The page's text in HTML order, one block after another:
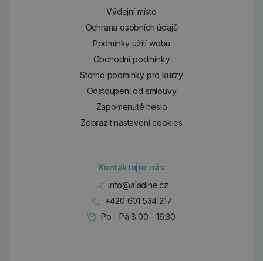
Výdejní místo
Ochrana osobních údajů
Podmínky užití webu
Obchodní podmínky
Storno podmínky pro kurzy
Odstoupení od smlouvy
Zapomenuté heslo
Zobrazit nastavení cookies
Kontaktujte nás
info@aladine.cz
+420 601 534 217
Po - Pá 8:00 - 16:30